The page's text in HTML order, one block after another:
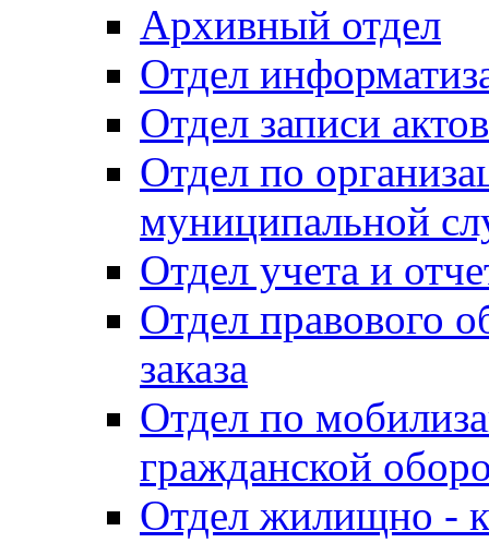
Архивный отдел
Отдел
Отдел записи
Отдел по
муниципальной
Отдел учета и
Отдел правового
заказа
Отдел по
гражданской
Отдел жилищно -